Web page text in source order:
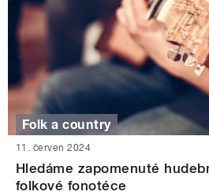
Folk a country
11. červen 2024
Hledáme zapomenuté
folkové fonotéce